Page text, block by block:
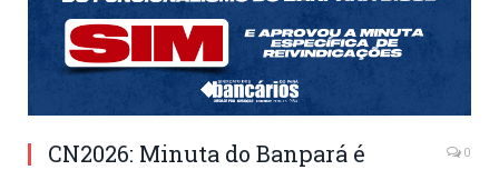
CN2026: Minuta do Banpará é
0